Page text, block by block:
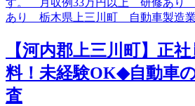
【河内郡上三川町】正
料！未経験OK◆自動車
査